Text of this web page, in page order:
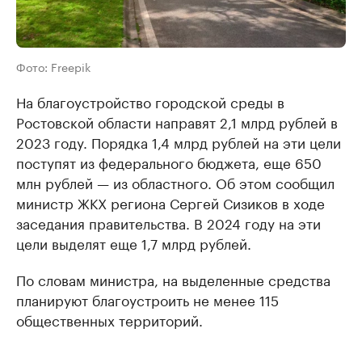
Фото: Freepik
На благоустройство городской среды в
Ростовской области направят 2,1 млрд рублей в
2023 году. Порядка 1,4 млрд рублей на эти цели
поступят из федерального бюджета, еще 650
млн рублей — из областного. Об этом сообщил
министр ЖКХ региона Сергей Сизиков в ходе
заседания правительства. В 2024 году на эти
цели выделят еще 1,7 млрд рублей.
По словам министра, на выделенные средства
планируют благоустроить не менее 115
общественных территорий.